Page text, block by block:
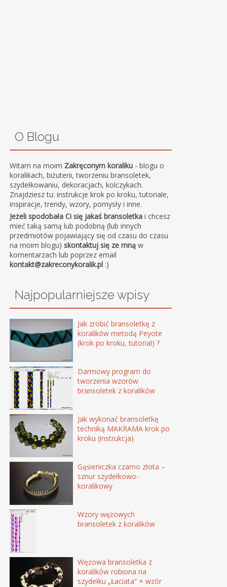
O Blogu
Witam na moim Zakręconym koraliku - blogu o
koralikach, biżuterii, tworzeniu bransoletek,
szydełkowaniu, dekoracjach, kolczykach.
Znajdziesz tu: instrukcje krok po kroku, tutoriale,
inspiracje, trendy, wzory, pomysły i inne.
Jeżeli spodobała Ci się jakaś bransoletka i chcesz
mieć taką samą lub podobną (lub innych
przedmiotów pojawiający się od czasu do czasu
na moim blogu)skontaktuj się ze mną w
komentarzach lub poprzez email
kontakt@zakreconykoralik.pl :)
Najpopularniejsze wpisy
Jak zrobić bransoletkę z
koralików metodą Peyote
(krok po kroku, tutorial) ?
Darmowy program do
tworzenia wzorów
bransoletek z koralików
Jak wykonać bransoletkę
techniką MAKRAMA krok po
kroku (instrukcja)
Gąsieniczka czarno złota –
sznur szydełkowo-
koralikowy
Wzory wężowych
bransoletek z koralików
Wężowa bransoletka z
koralików robiona na
szydełku „Łaciata” + wzór